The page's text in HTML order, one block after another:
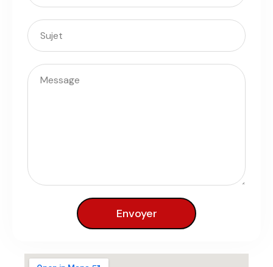
Envoyer